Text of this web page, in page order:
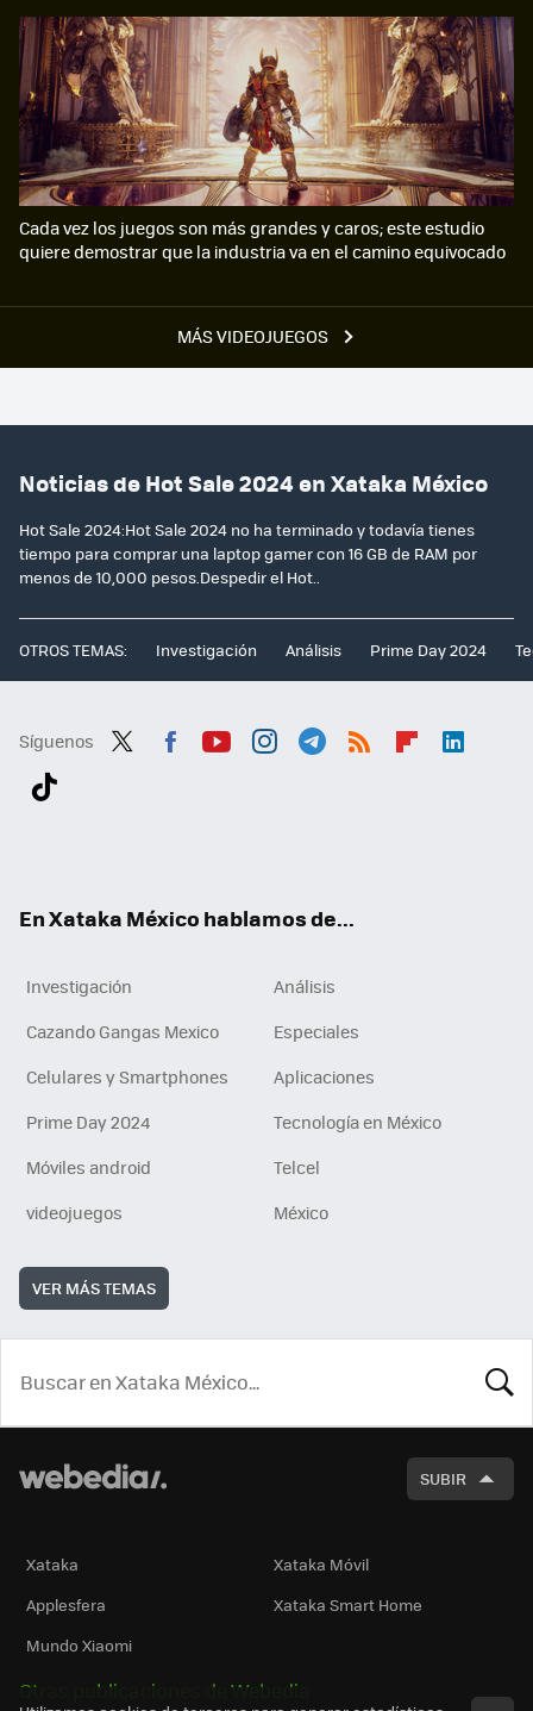
MÁS VIDEOJUEGOS
Cada vez los juegos son más grandes y caros; este estudio
quiere demostrar que la industria va en el camino equivocado
Noticias de Hot Sale 2024 en Xataka México
Hot Sale 2024:Hot Sale 2024 no ha terminado y todavía tienes
tiempo para comprar una laptop gamer con 16 GB de RAM por
menos de 10,000 pesos.Despedir el Hot..
OTROS TEMAS: Investigación Análisis Prime Day 2024
Síguenos
En Xataka México hablamos de...
Investigación
Análisis
Cazando Gangas Mexico
Especiales
Celulares y Smartphones
Aplicaciones
Prime Day 2024
Tecnología en México
Móviles android
Telcel
videojuegos
México
VER MÁS TEMAS
SUBIR
Xataka
Xataka Móvil
Applesfera
Xataka Smart Home
Mundo Xiaomi
Otras publicaciones de Webedia